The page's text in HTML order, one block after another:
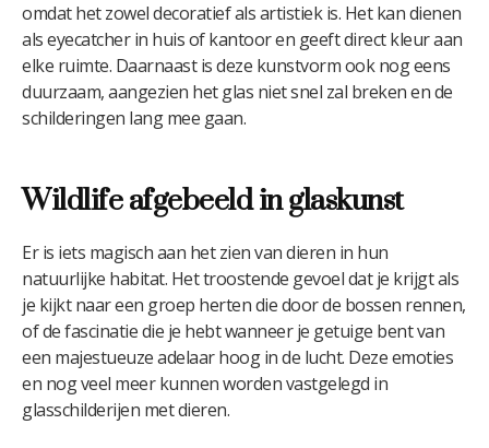
omdat het zowel decoratief als artistiek is. Het kan dienen
als eyecatcher in huis of kantoor en geeft direct kleur aan
elke ruimte. Daarnaast is deze kunstvorm ook nog eens
duurzaam, aangezien het glas niet snel zal breken en de
schilderingen lang mee gaan.
Wildlife afgebeeld in glaskunst
Er is iets magisch aan het zien van dieren in hun
natuurlijke habitat. Het troostende gevoel dat je krijgt als
je kijkt naar een groep herten die door de bossen rennen,
of de fascinatie die je hebt wanneer je getuige bent van
een majestueuze adelaar hoog in de lucht. Deze emoties
en nog veel meer kunnen worden vastgelegd in
glasschilderijen met dieren.